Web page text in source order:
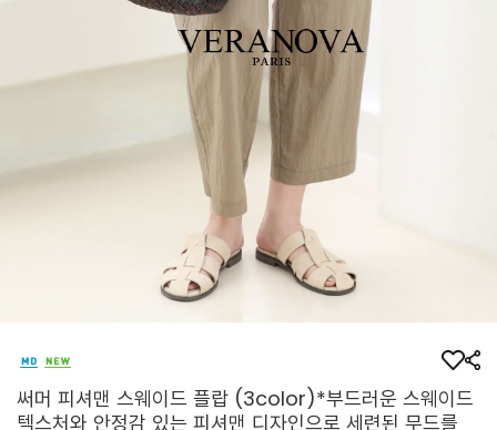
써머 피셔맨 스웨이드 플랍 (3color)*부드러운 스웨이드
텍스처와 안정감 있는 피셔맨 디자인으로 세련된 무드를